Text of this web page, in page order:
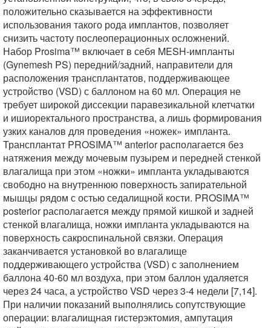
положительно сказывается на эффективности
использования такого рода имплантов, позволяет
снизить частоту послеоперационных осложнений.
Набор Prosima™ включает в себя MESH-импланты
(Gynemesh PS) передний/задний, направители для
расположения трансплантатов, поддерживающее
устройство (VSD) с баллоном на 60 мл. Операция не
требует широкой диссекции паравезикальной клетчатки
и ишиоректального пространства, а лишь формирования
узких каналов для проведения «ножек» импланта.
Трансплантат PROSIMA™ anterior располагается без
натяжения между мочевым пузырем и передней стенкой
влагалища при этом «ножки» импланта укладываются
свободно на внутреннюю поверхность запирательной
мышцы рядом с остью седалищной кости. PROSIMA™
posterior располагается между прямой кишкой и задней
стенкой влагалища, ножки импланта укладываются на
поверхность сакроспинальной связки. Операция
заканчивается установкой во влагалище
поддерживающего устройства (VSD) с заполнением
баллона 40-60 мл воздуха, при этом баллон удаляется
через 24 часа, а устройство VSD через 3-4 недели [7,14].
При наличии показаний выполнялись сопутствующие
операции: влагалищная гистерэктомия, ампутация